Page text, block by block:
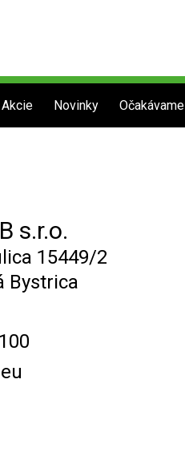
Akcie Novinky Očakávame
s.r.o.
15449/2
Bystrica